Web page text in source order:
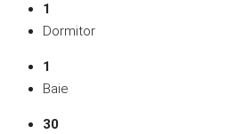
1
Dormitor
1
Baie
30